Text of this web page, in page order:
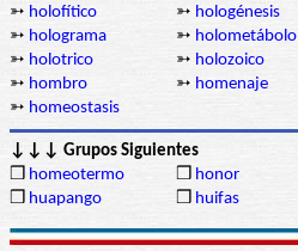
➳ holofítico ➳ hologénesis
➳ holograma ➳ holometábolo
➳ holotrico ➳ holozoico
➳ hombro ➳ homenaje
➳ homeostasis
↓↓↓ Grupos Siguientes
❒ homeotermo ❒ honor
❒ huapango ❒ huifas